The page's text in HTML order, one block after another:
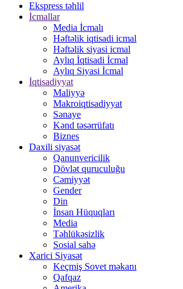
Ekspress təhlil
İcmallar
Media İcmalı
Həftəlik iqtisadi icmal
Həftəlik siyasi icmal
Aylıq İqtisadi İcmal
Aylıq Siyasi İcmal
İqtisadiyyat
Maliyyə
Makroiqtisadiyyat
Sənaye
Kənd təsərrüfatı
Biznes
Daxili siyasət
Qanunvericilik
Dövlət quruculuğu
Cəmiyyət
Gender
Din
İnsan Hüquqları
Media
Təhlükəsizlik
Sosial sahə
Xarici Siyasət
Keçmiş Sovet məkanı
Qafqaz